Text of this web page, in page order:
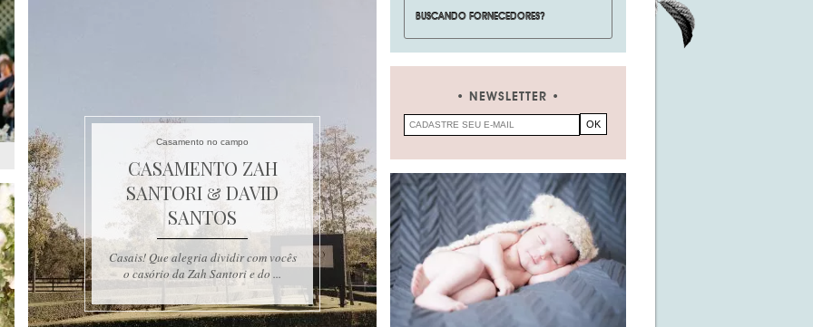
Casamento no campo
CASAMENTO ZAH
SANTORI & DAVID
SANTOS
Casais! Que alegria dividir com vocês
o casório da Zah Santori e do ...
NEWSLETTER